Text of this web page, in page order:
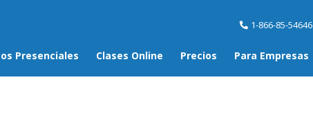
1-866-85-54646
Presenciales Clases Online Precios Para Empresas